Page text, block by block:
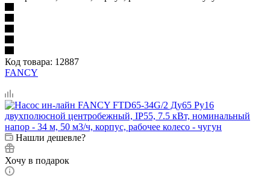
Код товара: 12887
FANCY
Нашли дешевле?
Хочу в подарок